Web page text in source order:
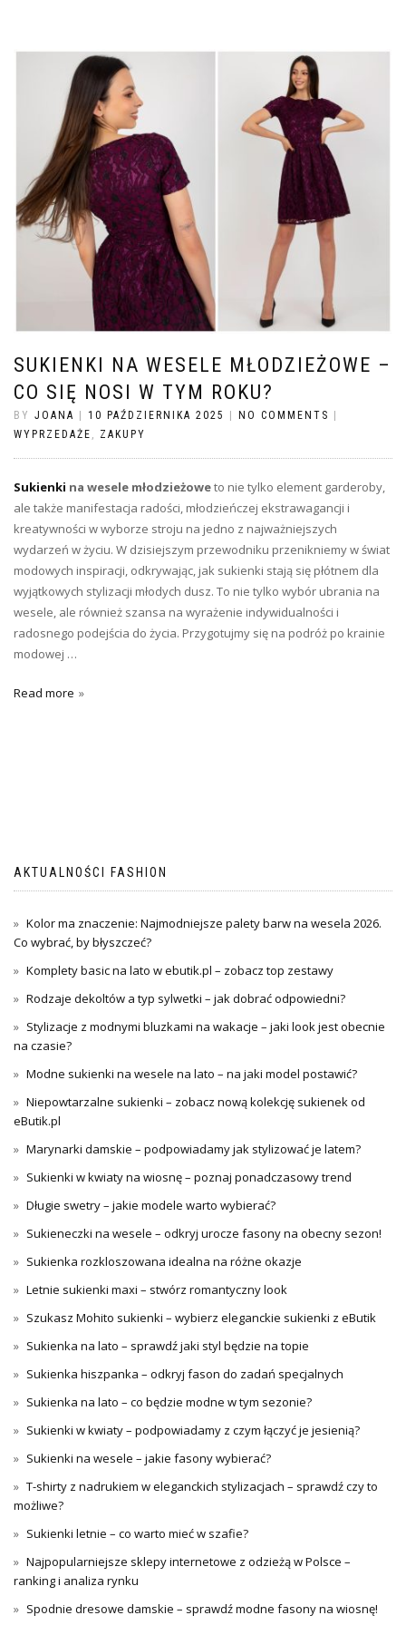
SUKIENKI NA WESELE MŁODZIEŻOWE –
CO SIĘ NOSI W TYM ROKU?
BY JOANA | 10 PAŹDZIERNIKA 2025 | NO COMMENTS |
WYPRZEDAŻE
ZAKUPY
Sukienki na wesele młodzieżoweto nie tylko element garderoby,
ale także manifestacja radości, młodzieńczej ekstrawagancji i
kreatywności w wyborze stroju na jedno z najważniejszych
wydarzeń w życiu. W dzisiejszym przewodniku przenikniemy w świat
modowych inspiracji, odkrywając, jak sukienki stają się płótnem dla
wyjątkowych stylizacji młodych dusz. To nie tylko wybór ubrania na
wesele, ale również szansa na wyrażenie indywidualności i
radosnego podejścia do życia. Przygotujmy się na podróż po krainie
modowej …
Read more
AKTUALNOŚCI FASHION
Kolor ma znaczenie: Najmodniejsze palety barw na wesela 2026.
Co wybrać, by błyszczeć?
Komplety basic na lato w ebutik.pl – zobacz top zestawy
Rodzaje dekoltów a typ sylwetki – jak dobrać odpowiedni?
Stylizacje z modnymi bluzkami na wakacje – jaki look jest obecnie
na czasie?
Modne sukienki na wesele na lato – na jaki model postawić?
Niepowtarzalne sukienki – zobacz nową kolekcję sukienek od
eButik.pl
Marynarki damskie – podpowiadamy jak stylizować je latem?
Sukienki w kwiaty na wiosnę – poznaj ponadczasowy trend
Długie swetry – jakie modele warto wybierać?
Sukieneczki na wesele – odkryj urocze fasony na obecny sezon!
Sukienka rozkloszowana idealna na różne okazje
Letnie sukienki maxi – stwórz romantyczny look
Szukasz Mohito sukienki – wybierz eleganckie sukienki z eButik
Sukienka na lato – sprawdź jaki styl będzie na topie
Sukienka hiszpanka – odkryj fason do zadań specjalnych
Sukienka na lato – co będzie modne w tym sezonie?
Sukienki w kwiaty – podpowiadamy z czym łączyć je jesienią?
Sukienki na wesele – jakie fasony wybierać?
T-shirty z nadrukiem w eleganckich stylizacjach – sprawdź czy to
możliwe?
Sukienki letnie – co warto mieć w szafie?
Najpopularniejsze sklepy internetowe z odzieżą w Polsce –
ranking i analiza rynku
Spodnie dresowe damskie – sprawdź modne fasony na wiosnę!